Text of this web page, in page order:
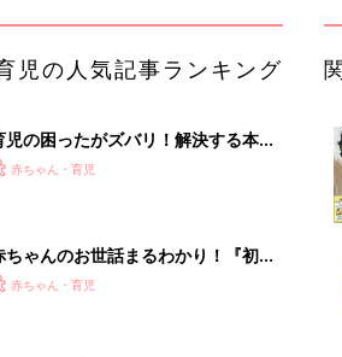
児の人気記事ランキング
児の困ったがズバリ！解決する本
ひよこクラブ 秋号』 4カ月～2才
赤ちゃん・育児
ちゃんのお世話まるわかり！『初め
のひよこクラブ 夏号』〈巻頭大特
赤ちゃん・育児